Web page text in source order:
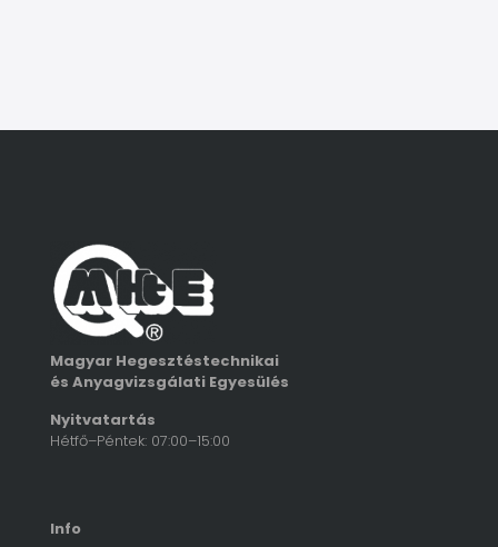
Magyar Hegesztéstechnikai
és Anyagvizsgálati Egyesülés
Nyitvatartás
Hétfő–Péntek: 07:00–15:00
Info